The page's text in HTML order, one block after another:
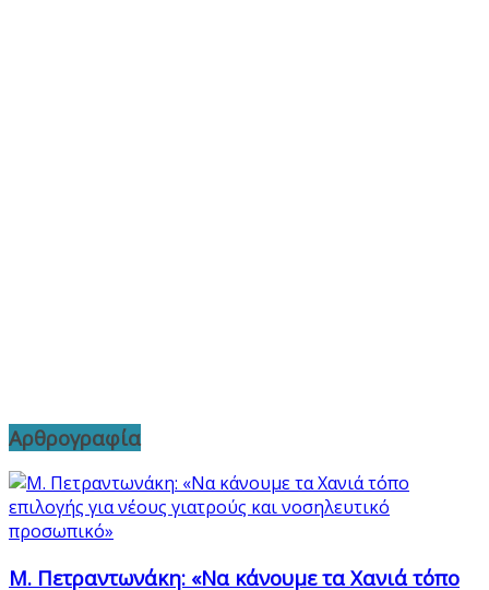
Αρθρογραφία
Μ. Πετραντωνάκη: «Να κάνουμε τα Χανιά τόπο